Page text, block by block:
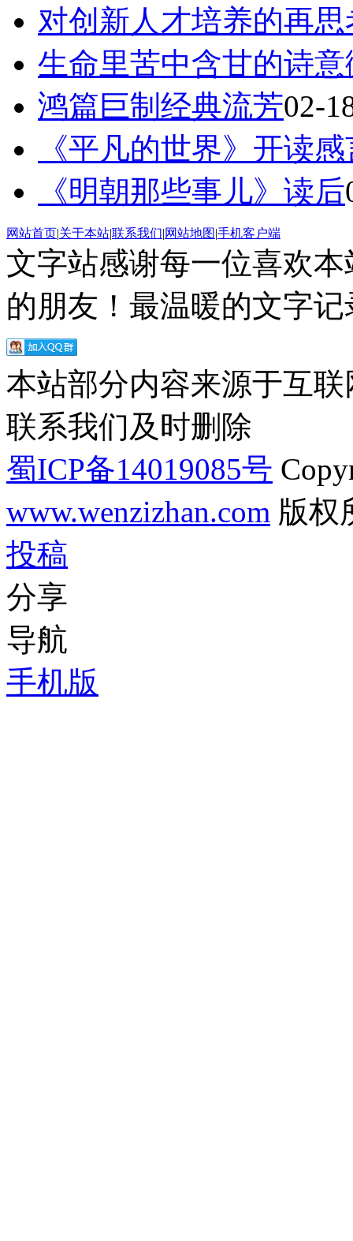
对创新人才培养的再思
生命里苦中含甘的诗意
鸿篇巨制经典流芳02-
《平凡的世界》开读
《明朝那些事儿》读后
网站首页|关于本站|联系我们|网站地图|手机客户端
文字站感谢每一位喜欢
的朋友！最温暖的文字
本站部分内容来源于互
联系我们及时删除
蜀ICP备14019085号
www.wenzizhan.com 版权
投稿
分享
导航
手机版